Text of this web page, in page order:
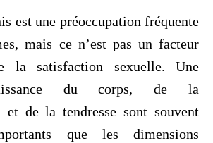
est une préoccupation fréquente
mais ce n’est pas un facteur
la satisfaction sexuelle. Une
du corps, de la
et de la tendresse sont souvent
que les dimensions